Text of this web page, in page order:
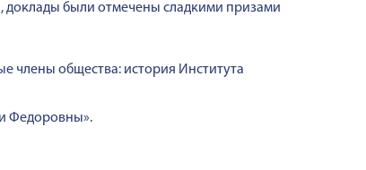
были отмечены сладкими призами
члены общества: история Института
Федоровны».